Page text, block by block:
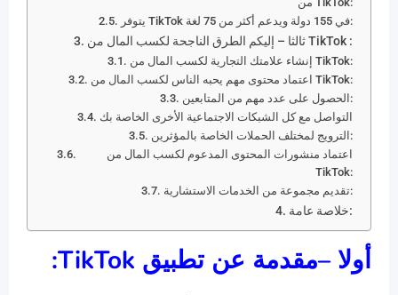
يتوفر TikTok في 155 دولة ويدعم أكثر من 75 لغة:
ثالثا – إليكم الطرق الناجحة لكسب المال من TikTok :
إنشاء علامتك التجارية لكسب المال من TikTok:
اعتماد محتوى مهم يحبه الناس لكسب المال من TikTok:
الحصول على عدد مهم من المتابعين:
التواصل مع كل الشبكات الاجتماعية الأخرى الخاصة بك
الترويج لمختلف الحملات الخاصة بالمؤثرين:
اعتماد منشورات المحتوى المدعوم لكسب المال من
TikTok:
تقديم مجموعة من الخدمات الاستشارية:
خلاصة عامة:
أولا –مقدمة عن تطبيق TikTok
: